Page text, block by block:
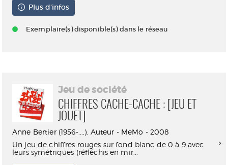
Plus d'infos
Exemplaire(s) disponible(s) dans le réseau
Jeu de société
CHIFFRES CACHE-CACHE : [JEU ET
JOUET]
Anne Bertier (1956-....). Auteur - MeMo - 2008
Un jeu de chiffres rouges sur fond blanc de 0 à 9 avec
leurs symétriques (réfléchis en mir...